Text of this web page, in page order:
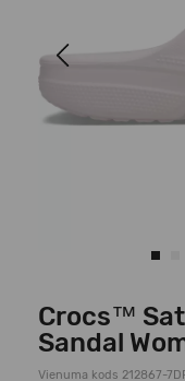
Previous
Crocs™
Sandal
Vienuma kods 212867-